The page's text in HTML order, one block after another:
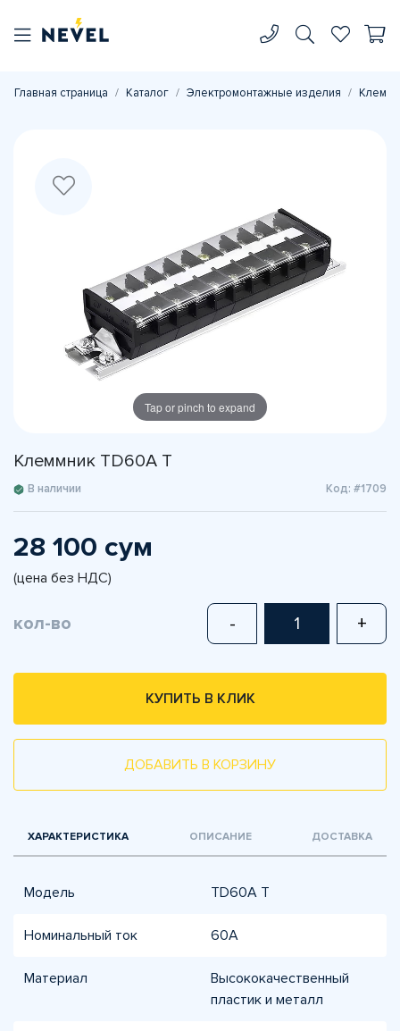
Главная страница Каталог Электромонтажные изделия
Tap or pinch to expand
Клеммник ТD60A T
В наличии Код: #1709
28 100 сум
(цена без НДС)
кол-во - +
КУПИТЬ В КЛИК
ДОБАВИТЬ В КОРЗИНУ
ХАРАКТЕРИСТИКА ОПИСАНИЕ ДОСТАВКА
Модель ТD60A T
Номинальный ток 60A
Материал
Высококачественный
пластик и металл